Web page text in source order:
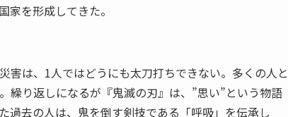
家を形成してきた。
は、1人ではどうにも太刀打ちできない。多くの人と
繰り返しになるが『鬼滅の刃』は、”思い”という物語
過去の人は、鬼を倒す剣技である「呼吸」を伝承し